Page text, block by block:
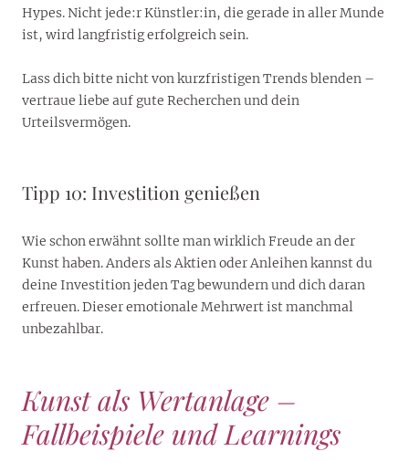
Hypes. Nicht jede:r Künstler:in, die gerade in aller Munde
ist, wird langfristig erfolgreich sein.
Lass dich bitte nicht von kurzfristigen Trends blenden –
vertraue liebe auf gute Recherchen und dein
Urteilsvermögen.
Tipp 10: Investition genießen
Wie schon erwähnt sollte man wirklich Freude an der
Kunst haben. Anders als Aktien oder Anleihen kannst du
deine Investition jeden Tag bewundern und dich daran
erfreuen. Dieser emotionale Mehrwert ist manchmal
unbezahlbar.
Kunst als Wertanlage –
Fallbeispiele und Learnings